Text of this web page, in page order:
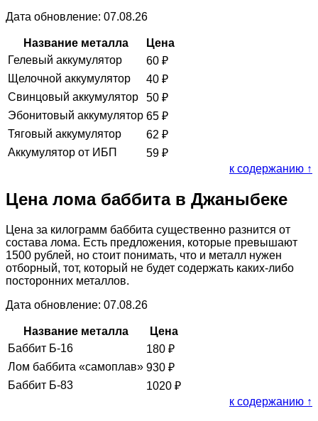
Дата обновление: 07.08.26
Название металла
Цена
Гелевый аккумулятор
60 ₽
Щелочной аккумулятор
40 ₽
Свинцовый аккумулятор
50 ₽
Эбонитовый аккумулятор 65 ₽
Тяговый аккумулятор
62 ₽
Аккумулятор от ИБП
59 ₽
к содержанию ↑
Цена лома баббита в Джаныбеке
Цена за килограмм баббита существенно разнится от
состава лома. Есть предложения, которые превышают
1500 рублей, но стоит понимать, что и металл нужен
отборный, тот, который не будет содержать каких-либо
посторонних металлов.
Дата обновление: 07.08.26
Название металла
Цена
Баббит Б-16
180 ₽
Лом баббита «самоплав» 930 ₽
Баббит Б-83
1020 ₽
к содержанию ↑